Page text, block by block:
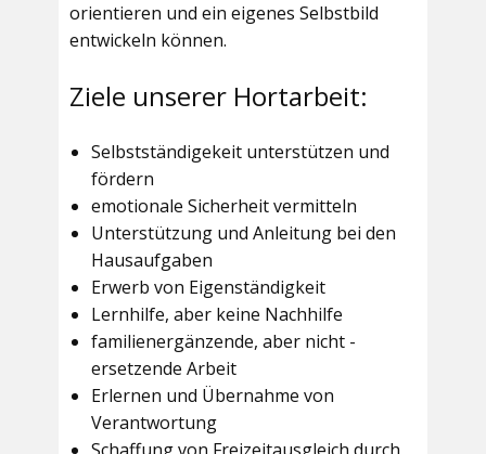
orientieren und ein eigenes Selbstbild
entwickeln können.
Ziele unserer Hortarbeit:
Selbstständigekeit unterstützen und
fördern
emotionale Sicherheit vermitteln
Unterstützung und Anleitung bei den
Hausaufgaben
Erwerb von Eigenständigkeit
Lernhilfe, aber keine Nachhilfe
familienergänzende, aber nicht -
ersetzende Arbeit
Erlernen und Übernahme von
Verantwortung